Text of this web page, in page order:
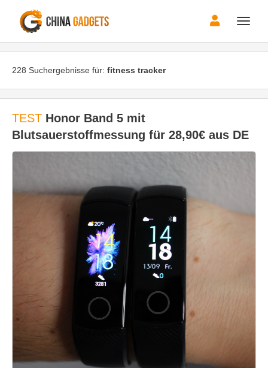
Toggle
228 Suchergebnisse für: fitness tracker
TEST Honor Band 5 mit
Blutsauerstoffmessung für 28,90€ aus DE